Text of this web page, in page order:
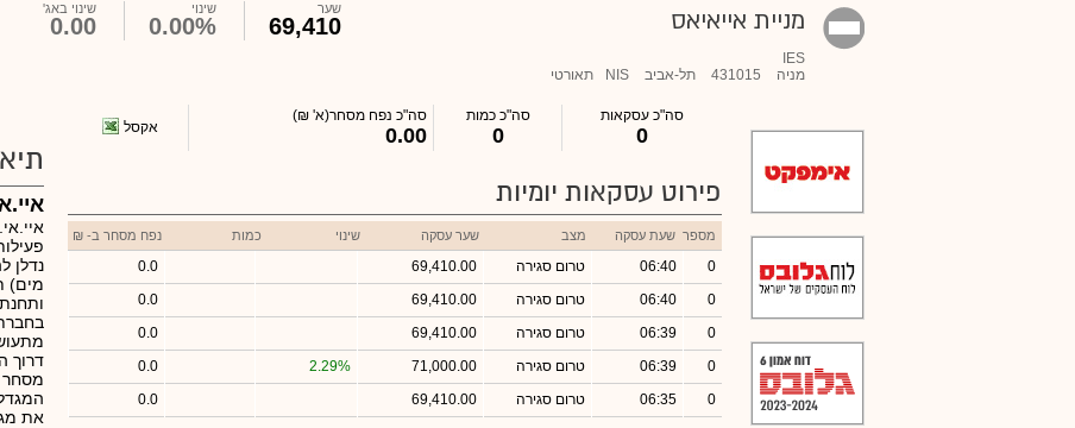
מניית אייאיאס
IES
מניה
431015 תל-אביב NIS תאורטי
שער
69,410
שינוי
0.00%
שינוי באג'
0.00
סה"כ עסקאות
0
סה"כ כמות
0
סה"כ נפח מסחר(א' ₪)
0.00 אקסל
פירוט עסקאות יומיות
מספר שעת עסקה מצב שער עסקה שינוי כמות נפח מסחר ב- ₪
0
06:40 טרום סגירה 69,410.00
0.0
0
06:40 טרום סגירה 69,410.00
0.0
0
06:39 טרום סגירה 69,410.00
0.0
0
06:39 טרום סגירה 71,000.00
2.29%
0.0
0
06:35 טרום סגירה 69,410.00
0.0
נדלן
מים)
דרוך
מסחר
את